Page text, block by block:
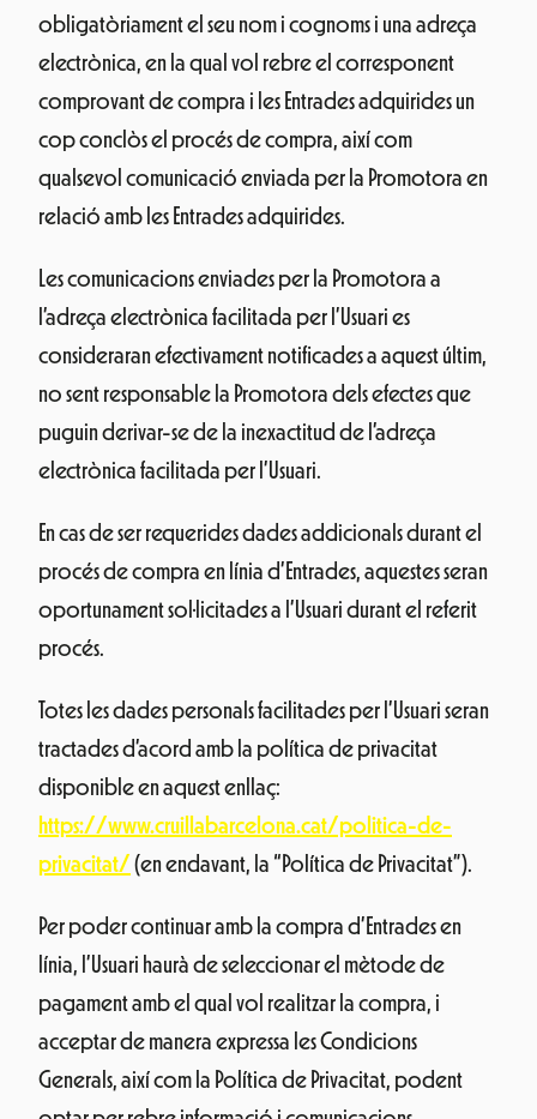
obligatòriament el seu nom i cognoms i una adreça
electrònica, en la qual vol rebre el corresponent
comprovant de compra i les Entrades adquirides un
cop conclòs el procés de compra, així com
qualsevol comunicació enviada per la Promotora en
relació amb les Entrades adquirides.
Les comunicacions enviades per la Promotora a
l’adreça electrònica facilitada per l’Usuari es
consideraran efectivament notificades a aquest últim,
no sent responsable la Promotora dels efectes que
puguin derivar-se de la inexactitud de l’adreça
electrònica facilitada per l’Usuari.
En cas de ser requerides dades addicionals durant el
procés de compra en línia d’Entrades, aquestes seran
oportunament sol·licitades a l’Usuari durant el referit
procés.
Totes les dades personals facilitades per l’Usuari seran
tractades d’acord amb la política de privacitat
disponible en aquest enllaç:
https://www.cruillabarcelona.cat/politica-de-
privacitat/ (en endavant, la “Política de Privacitat”).
Per poder continuar amb la compra d’Entrades en
línia, l’Usuari haurà de seleccionar el mètode de
pagament amb el qual vol realitzar la compra, i
acceptar de manera expressa les Condicions
Generals, així com la Política de Privacitat, podent